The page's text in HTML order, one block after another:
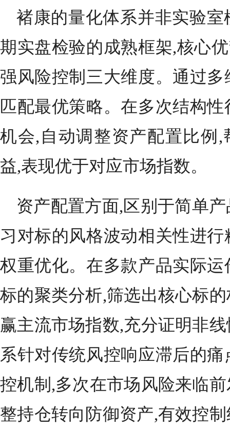
褚康的量化体系并非实验
期实盘检验的成熟框架,核心
强风险控制三大维度。通过
匹配最优策略。在多次结构
机会,自动调整资产配置比例
益,表现优于对应市场指数。
资产配置方面,区别于简单
习对标的风格波动相关性进
权重优化。在多款产品实际
标的聚类分析,筛选出核心标
赢主流市场指数,充分证明非
系针对传统风控响应滞后的
控机制,多次在市场风险来临
整持仓转向防御资产,有效控